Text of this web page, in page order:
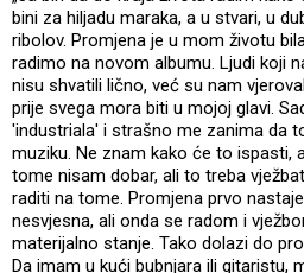
bini za hiljadu maraka, a u stvari, u
ribolov. Promjena je u mom životu
radimo na novom albumu. Ljudi koji
nisu shvatili lično, već su nam
prije svega mora biti u mojoj glavi.
'industriala' i strašno me zanima da
muziku. Ne znam kako će to ispasti,
tome nisam dobar, ali to treba
raditi na tome. Promjena prvo
nesvjesna, ali onda se radom i
materijalno stanje. Tako dolazi do
Da imam u kući bubnjara ili gitaristu,